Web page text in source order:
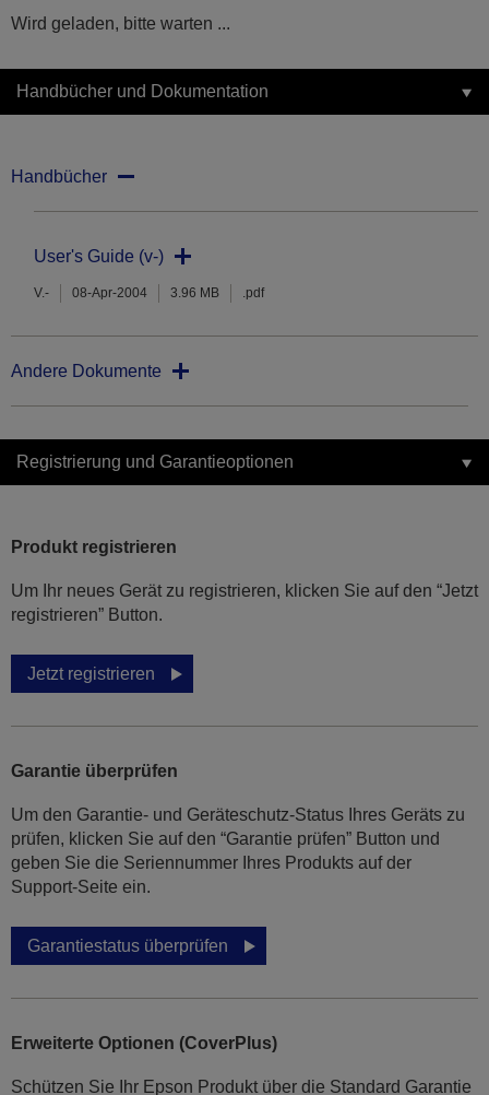
Wird geladen, bitte warten ...
Handbücher und Dokumentation
Handbücher
User's Guide (v-)
V.- 08-Apr-2004 3.96 MB .pdf
Andere Dokumente
Registrierung und Garantieoptionen
Produkt registrieren
Um Ihr neues Gerät zu registrieren, klicken Sie auf den “Jetzt
registrieren” Button.
Jetzt registrieren
Garantie überprüfen
Um den Garantie- und Geräteschutz-Status Ihres Geräts zu
prüfen, klicken Sie auf den “Garantie prüfen” Button und
geben Sie die Seriennummer Ihres Produkts auf der
Support-Seite ein.
Garantiestatus überprüfen
Erweiterte Optionen (CoverPlus)
Schützen Sie Ihr Epson Produkt über die Standard Garantie